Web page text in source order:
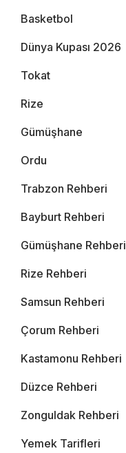
Basketbol
Dünya Kupası 2026
Tokat
Rize
Gümüşhane
Ordu
Trabzon Rehberi
Bayburt Rehberi
Gümüşhane Rehberi
Rize Rehberi
Samsun Rehberi
Çorum Rehberi
Kastamonu Rehberi
Düzce Rehberi
Zonguldak Rehberi
Yemek Tarifleri